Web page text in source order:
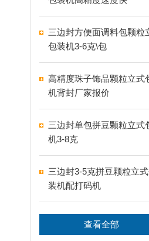
三边封方便面调料包颗粒
包装机3-6克\包
高精度珠子饰品颗粒立式
机背封厂家报价
三边封单包拼豆颗粒立式
机3-8克
三边封3-5克拼豆颗粒立
装机配打码机
查看全部